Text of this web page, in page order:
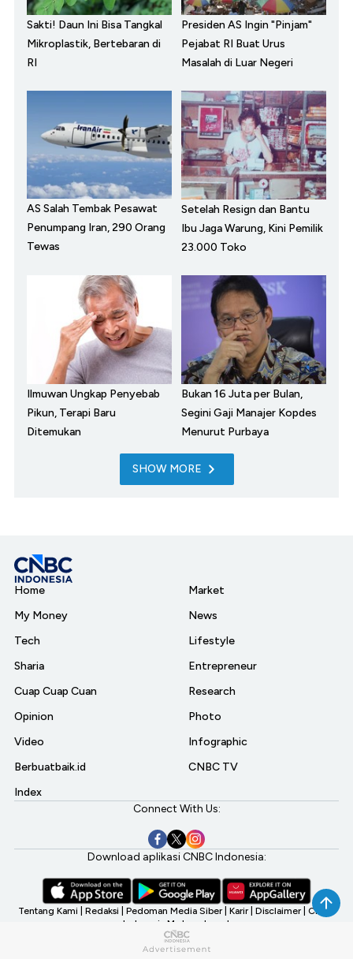
Sakti! Daun Ini Bisa Tangkal
Mikroplastik, Bertebaran di
RI
Presiden AS Ingin "Pinjam"
Pejabat RI Buat Urus
Masalah di Luar Negeri
AS Salah Tembak Pesawat
Penumpang Iran, 290 Orang
Tewas
Setelah Resign dan Bantu
Ibu Jaga Warung, Kini Pemilik
23.000 Toko
Ilmuwan Ungkap Penyebab
Pikun, Terapi Baru
Ditemukan
Bukan 16 Juta per Bulan,
Segini Gaji Manajer Kopdes
Menurut Purbaya
SHOW MORE
Home
My Money
Tech
Sharia
Cuap Cuap Cuan
Opinion
Video
Berbuatbaik.id
Index
Market
News
Lifestyle
Entrepreneur
Research
Photo
Infographic
CNBC TV
Connect With Us:
Download aplikasi CNBC Indonesia:
Tentang Kami Redaksi Pedoman Media Siber Karir Disclaimer CNBC
Indonesia My Investment
©2026 CNBC Indonesia, A Transmedia Company